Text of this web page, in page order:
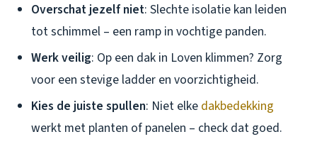
Overschat jezelf niet: Slechte isolatie kan leiden
tot schimmel – een ramp in vochtige panden.
Werk veilig: Op een dak in Loven klimmen? Zorg
voor een stevige ladder en voorzichtigheid.
Kies de juiste spullen: Niet elke dakbedekking
werkt met planten of panelen – check dat goed.